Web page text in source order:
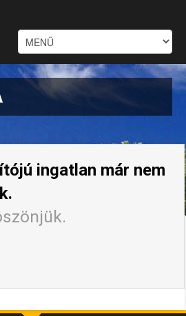
ingatlan már nem